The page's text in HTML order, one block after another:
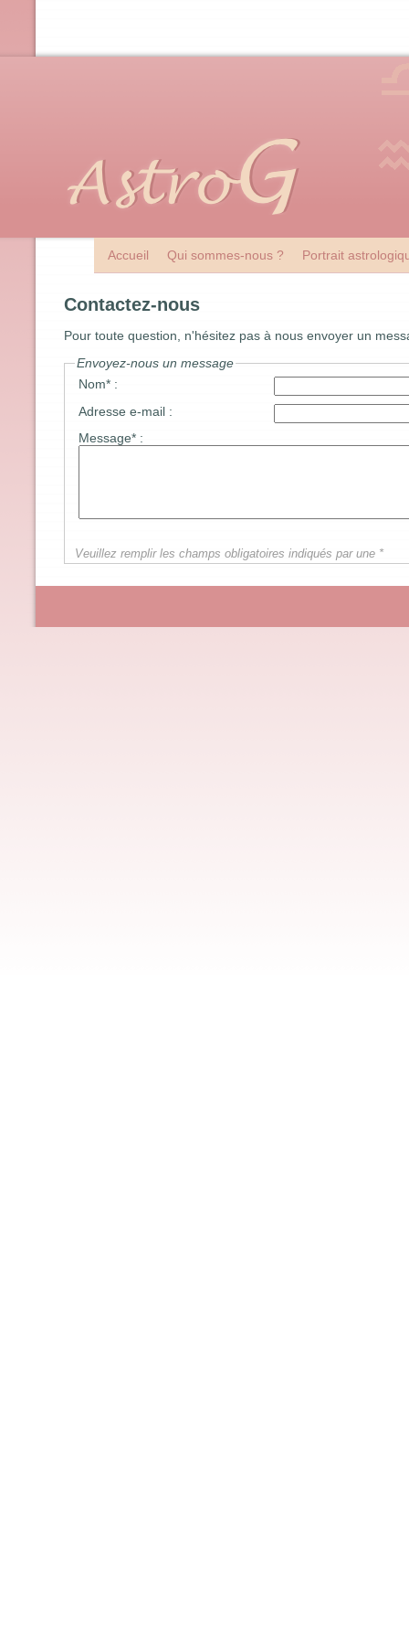
Accueil Qui sommes-nous ? Portrait
Contactez-nous
Pour toute question, n'hésitez pas à nous envoyer un
Envoyez-nous un message
Nom* :
Adresse e-mail :
Message* :
Veuillez remplir les champs obligatoires indiqués par une *